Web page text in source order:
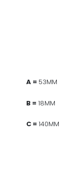
A = 53MM
B = 18MM
C = 140MM